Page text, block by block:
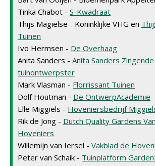
Tinka Chabot - S-Kwadraat
Thijs Magielse - Koninklijke VHG en
Tuinen
Ivo Hermsen - De Overhaag
Anita Sanders - Anita Sanders Zingende
tuinontwerpster
Mark Vlasman - Florrissant Tuinen
Dolf Houtman - De OntwerpAcademie
Elle Miggiels - Hoveniersbedrijf
Rik de Jong - Dutch Quality Gardens
Hoveniers
Willemijn van Iersel - Vakblad de
Peter van Schaik - Tuinplatform